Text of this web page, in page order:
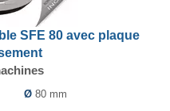
SFE 80 avec plaque
Ø 80 mm